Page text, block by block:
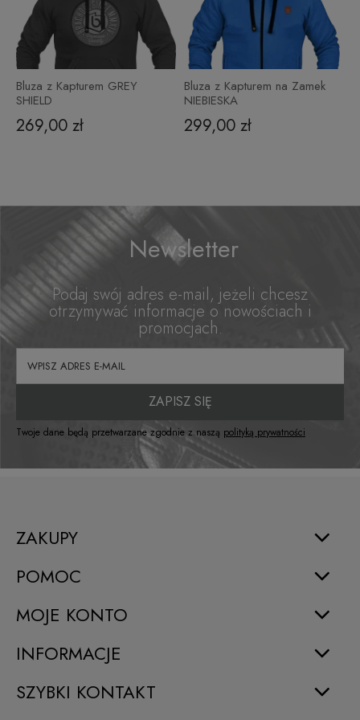
Bluza z Kapturem GREY
SHIELD
269,00 zł
Bluza z Kapturem na Zamek
NIEBIESKA
299,00 zł
Newsletter
Podaj swój adres e-mail, jeżeli chcesz
otrzymywać informacje o nowościach i
promocjach.
ZAPISZ SIĘ
Twoje dane będą przetwarzane zgodnie z naszą polityką prywatności
ZAKUPY
POMOC
MOJE KONTO
INFORMACJE
SZYBKI KONTAKT